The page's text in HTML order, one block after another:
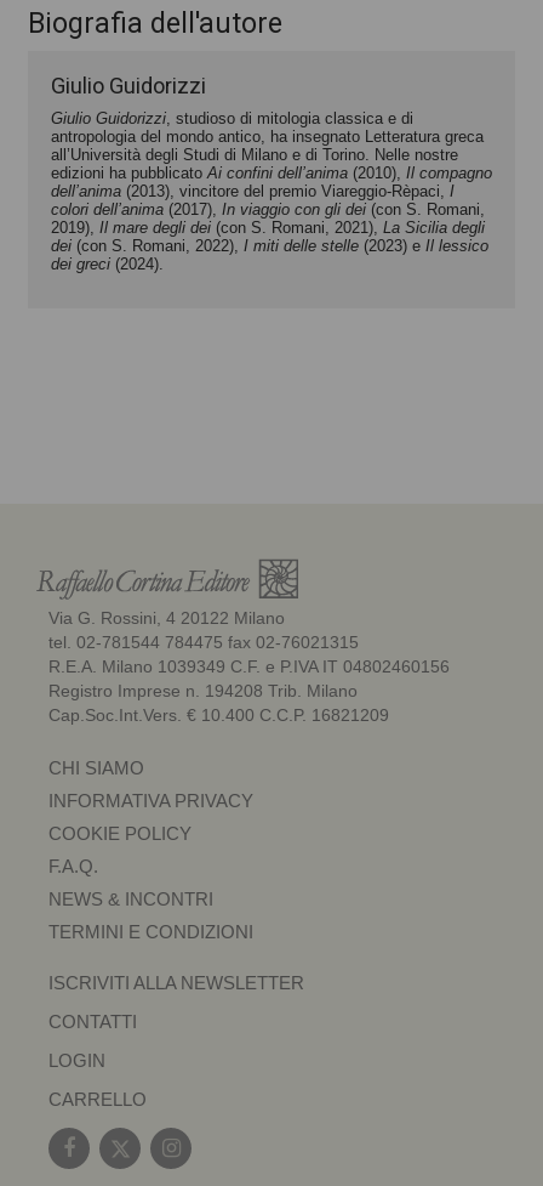
Biografia dell'autore
Giulio Guidorizzi
Giulio Guidorizzi , studioso di mitologia classica e di
antropologia del mondo antico, ha insegnato Letteratura greca
all’Università degli Studi di Milano e di Torino. Nelle nostre
edizioni ha pubblicato Ai confini dell’anima (2010), Il compagno
dell’anima (2013), vincitore del premio Viareggio-Rèpaci, I
colori dell’anima (2017), In viaggio con gli dei (con S. Romani,
2019), Il mare degli dei (con S. Romani, 2021), La Sicilia degli
dei (con S. Romani, 2022), I miti delle stelle (2023) e Il lessico
dei greci (2024).
Via G. Rossini, 4 20122 Milano
tel. 02-781544 784475 fax 02-76021315
R.E.A. Milano 1039349 C.F. e P.IVA IT 04802460156
Registro Imprese n. 194208 Trib. Milano
Cap.Soc.Int.Vers. € 10.400 C.C.P. 16821209
CHI SIAMO
INFORMATIVA PRIVACY
COOKIE POLICY
F.A.Q.
NEWS & INCONTRI
TERMINI E CONDIZIONI
ISCRIVITI ALLA NEWSLETTER
CONTATTI
LOGIN
CARRELLO